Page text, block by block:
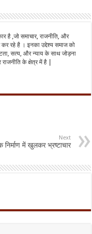
है ,जो समाचार, राजनीति, और
रहे है । इनका उद्देश्य समाज को
सत्य, और न्याय के साथ जोड़ना
के क्षेत्र में है |
Next
में खुलकर भ्रष्टाचार